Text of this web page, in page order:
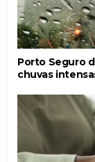
Porto Seguro
chuvas